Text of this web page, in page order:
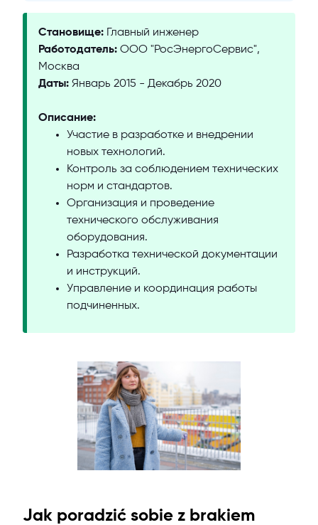
Становище: Главный инженер
Работодатель: ООО "РосЭнергоСервис",
Москва
Даты: Январь 2015 - Декабрь 2020
Описание:
Участие в разработке и внедрении
новых технологий.
Контроль за соблюдением технических
норм и стандартов.
Организация и проведение
технического обслуживания
оборудования.
Разработка технической документации
и инструкций.
Управление и координация работы
подчиненных.
Jak poradzić sobie z brakiem